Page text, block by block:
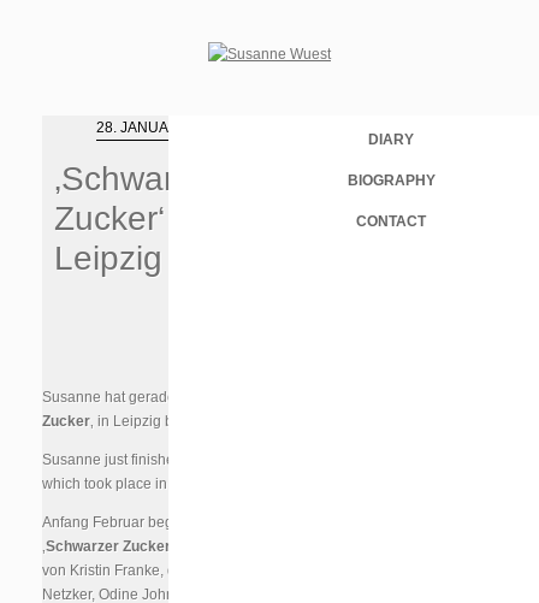
DIARY
BIOGRAPHY
CONTACT
28. JANUAR 2013
‚Schwarzer
Zucker‘ in
Leipzig
Susanne hat gerade die Dreharbeiten zu ‚
Zucker‚ in Leipzig beendet.
Susanne just finished shooting for ‚
which took place in Leipzig.
Anfang Februar beginnen die Dreharbeiten zu dem Drama
‚Schwarzer Zucker
von Kristin Franke, der Cast besteht ua. aus Marilena
Netzker, Odine Johne, Susanne Wuest und Leo van